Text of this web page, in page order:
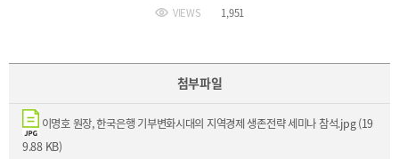
협력
VIEWS 1,951
첨부파일
이명호 원장, 한국은행 기부변화시대의 지역경제 생존전략 세미나 참석.jpg (19
9.88 KB)